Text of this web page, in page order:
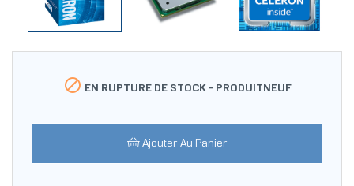
 EN RUPTURE DE STOCK - PRODUITNEUF
Ajouter Au Panier